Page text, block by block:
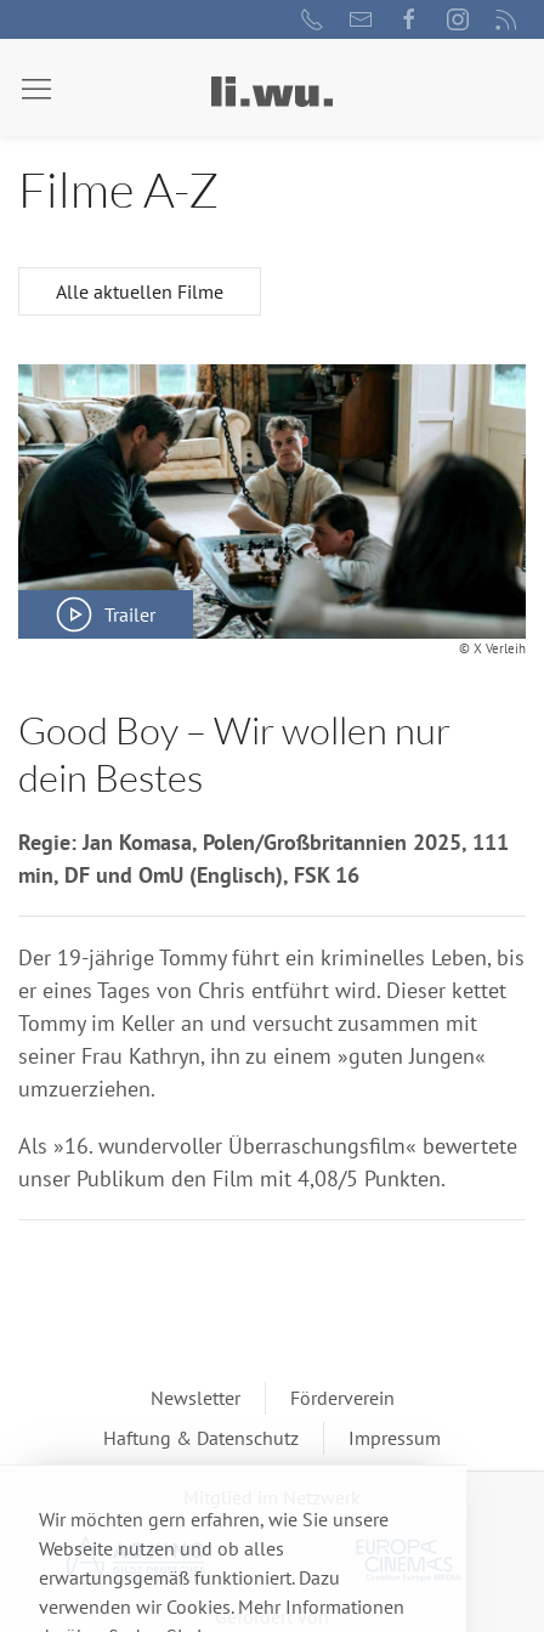
Wir möchten gern erfahren, wie Sie unsere
Webseite nutzen und ob alles
erwartungsgemäß funktioniert. Dazu
verwenden wir Cookies. Mehr Informationen
Filme A-Z
Alle aktuellen Filme
Trailer
© X Verleih
Good Boy – Wir wollen nur
dein Bestes
Regie: Jan Komasa, Polen/Großbritannien 2025, 111
min, DF und OmU (Englisch), FSK 16
Der 19-jährige Tommy führt ein kriminelles Leben, bis
er eines Tages von Chris entführt wird. Dieser kettet
Tommy im Keller an und versucht zusammen mit
seiner Frau Kathryn, ihn zu einem »guten Jungen«
umzuerziehen.
Als »16. wundervoller Überraschungsfilm« bewertete
unser Publikum den Film mit 4,08/5 Punkten.
Newsletter
Förderverein
Haftung & Datenschutz
Impressum
Gefördert von